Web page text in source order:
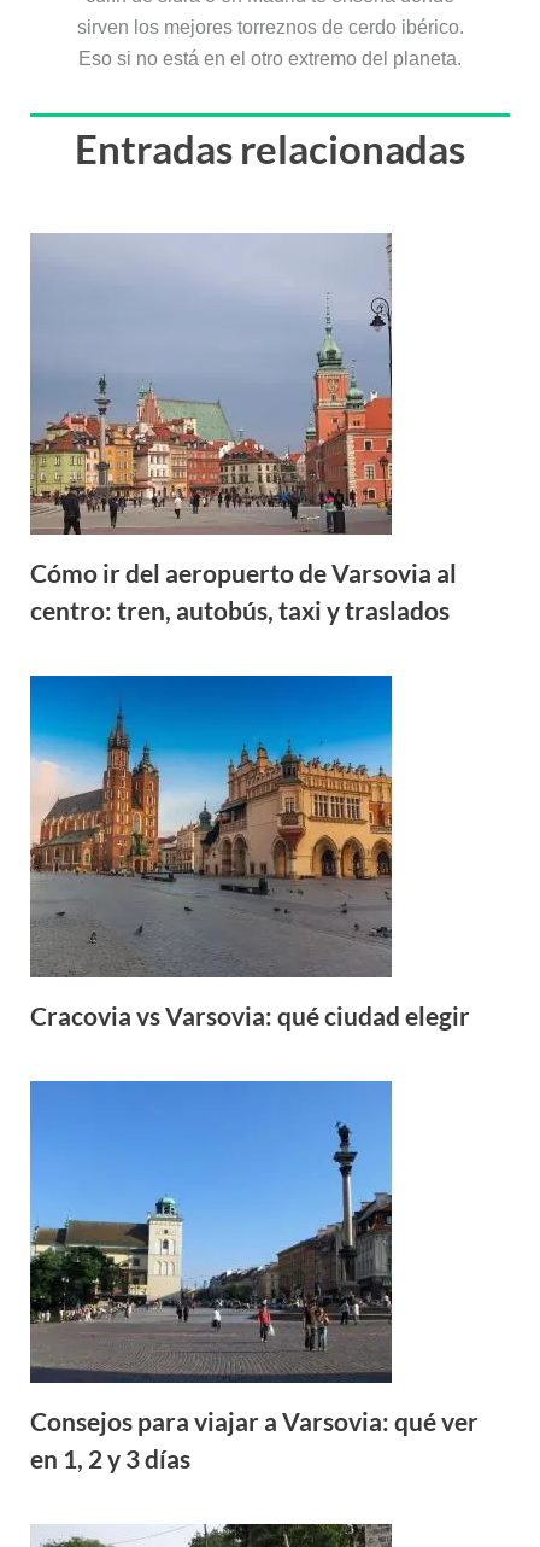
sirven los mejores torreznos de cerdo ibérico.
Eso si no está en el otro extremo del planeta.
Entradas relacionadas
Cómo ir del aeropuerto de Varsovia al
centro: tren, autobús, taxi y traslados
Cracovia vs Varsovia: qué ciudad elegir
Consejos para viajar a Varsovia: qué ver
en 1, 2 y 3 días